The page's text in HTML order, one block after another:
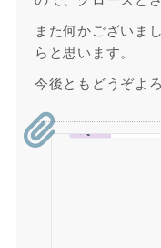
また何かございま
らと思います。
今後ともどうぞよ